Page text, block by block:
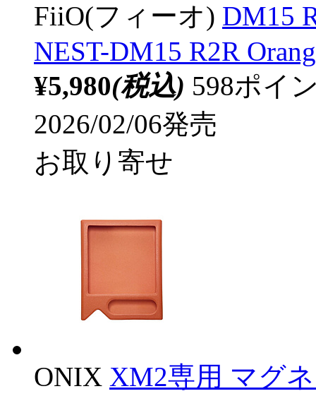
FiiO(フィーオ) DM15
NEST-DM15 R2R
¥5,980(税込) 598ポイ
2026/02/06発売
お取り寄せ
ONIX XM2専用 マグ